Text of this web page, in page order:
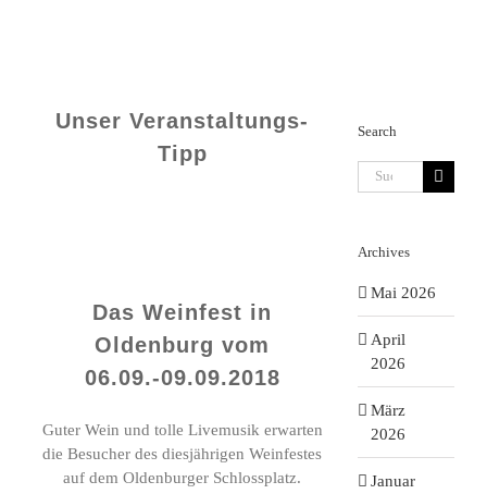
Unser Veranstaltungs-
Tipp
Das Weinfest in
Oldenburgvom
06.09.-09.09.2018
Guter Wein und tolle Livemusik erwarten
die Besucher des diesjährigen Weinfestes
auf dem Oldenburger Schlossplatz.
Search
Suche
nach:
Archives
Mai 2026
April
2026
März
2026
Januar